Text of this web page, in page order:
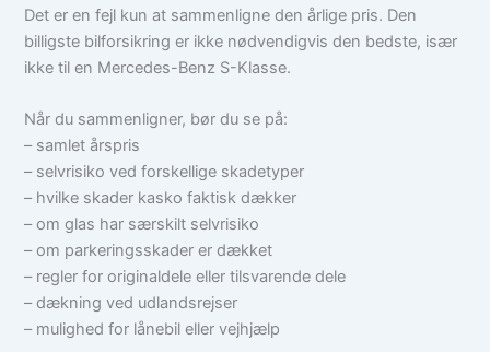
Det er en fejl kun at sammenligne den årlige pris. Den
billigste bilforsikring er ikke nødvendigvis den bedste, især
ikke til en Mercedes-Benz S-Klasse.
Når du sammenligner, bør du se på:
– samlet årspris
– selvrisiko ved forskellige skadetyper
– hvilke skader kasko faktisk dækker
– om glas har særskilt selvrisiko
– om parkeringsskader er dækket
– regler for originaldele eller tilsvarende dele
– dækning ved udlandsrejser
– mulighed for lånebil eller vejhjælp